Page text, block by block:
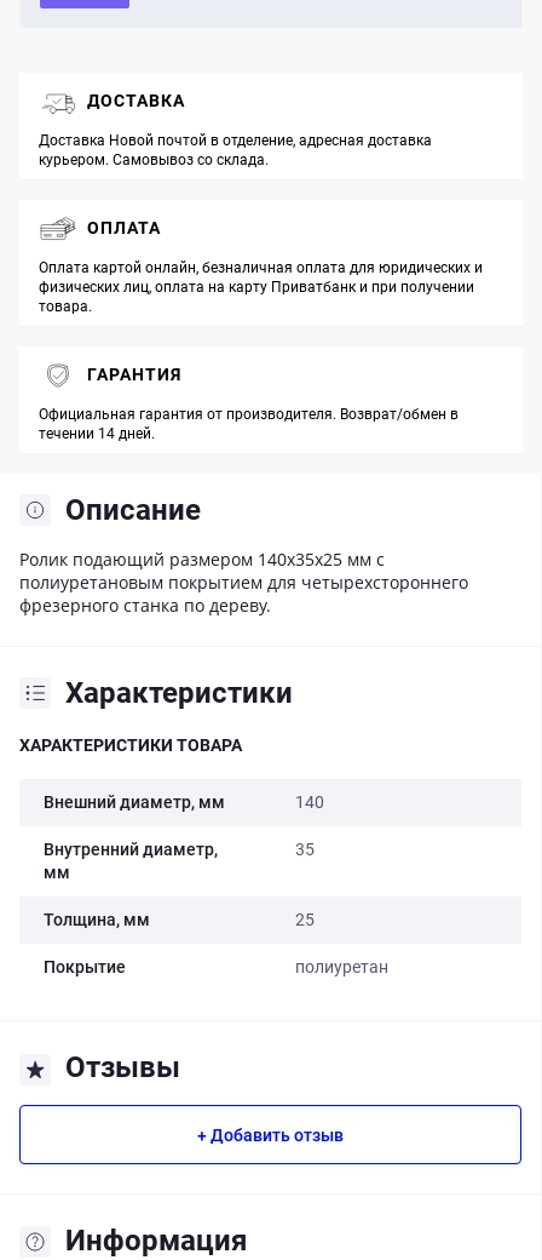
Описание
Ролик подающий размером 140x35x25 мм с
полиуретановым покрытием для четырехстороннего
фрезерного станка по дереву.
Характеристики
ХАРАКТЕРИСТИКИ ТОВАРА
Внешний диаметр, мм 140
Внутренний диаметр,
мм
35
Толщина, мм 25
Покрытие полиуретан
Отзывы
+ Добавить отзыв
Информация
ДОСТАВКА
Доставка Новой почтой в отделение, адресная доставка
курьером. Самовывоз со склада.
ОПЛАТА
Оплата картой онлайн, безналичная оплата для юридических и
физических лиц, оплата на карту Приватбанк и при получении
товара.
ГАРАНТИЯ
Официальная гарантия от производителя. Возврат/обмен в
течении 14 дней.